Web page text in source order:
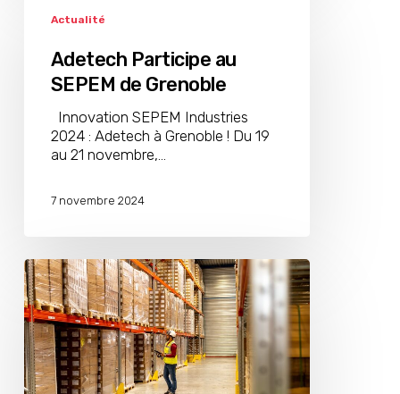
Participe
SEPEM
Grenoble
Actualité
Adetech Participe au
SEPEM de Grenoble
Innovation SEPEM Industries
2024 : Adetech à Grenoble ! Du 19
au 21 novembre,…
7 novembre 2024
Assurez
la
conformité
et
la
sécurité
de